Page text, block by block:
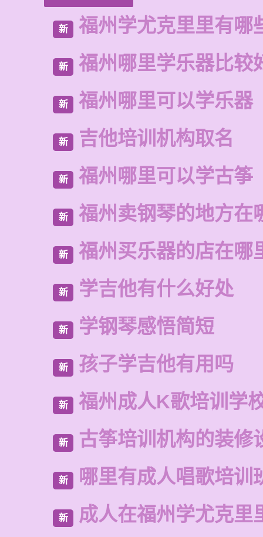
新 福州学尤克里里有哪
新 福州哪里学乐器比较
新 福州哪里可以学乐器
新 吉他培训机构取名
新 福州哪里可以学古筝
新 福州卖钢琴的地方在
新 福州买乐器的店在哪
新 学吉他有什么好处
新 学钢琴感悟简短
新 孩子学吉他有用吗
新 福州成人K歌培训学
新 古筝培训机构的装修
新 哪里有成人唱歌培训
新 成人在福州学尤克里